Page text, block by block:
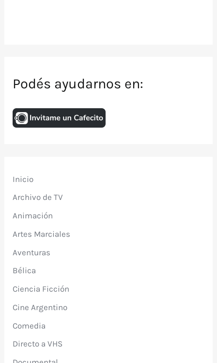
Podés ayudarnos en:
Inicio
Archivo de TV
Animación
Artes Marciales
Aventuras
Bélica
Ciencia Ficción
Cine Argentino
Comedia
Directo a VHS